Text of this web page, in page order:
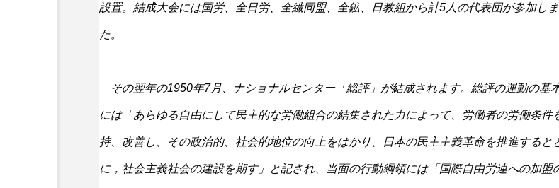
設置。結成大会には国労、全日労、全繊同盟、全鉱、日教組から計5人の代表団が参加し
た。
その翌年の1950年7月、ナショナルセンター「総評」が結成されます。総評の運動の基
には「あらゆる自由にして民主的な労働組合の結集された力によって、労働者の労働条件
持、改善し、その政治的、社会的地位の向上をはかり、日本の民主主義革命を推進すると
に，社会主義社会の建設を期す」と記され、当面の行動綱領には「国際自由労連への加盟